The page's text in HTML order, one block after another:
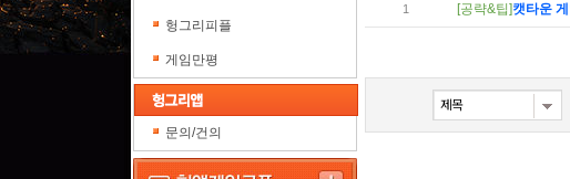
헝그리피플
게임만평
문의/건의
1 [공략&팁]캣타운